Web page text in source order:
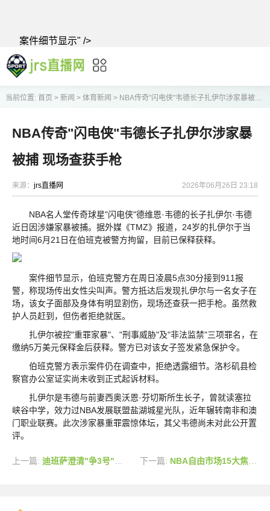
案件细节显示" />
当前位置: 首页 > 新闻 > 体育新闻 > NBA传奇"闪电侠"韦德长子扎伊尔涉家暴被捕 现场查获手枪
NBA传奇"闪电侠"韦德长子扎伊尔涉家暴
被捕 现场查获手枪
来源： jrs直播网 2026年06月26日 23:18
NBA名人堂传奇球星"闪电侠"德维恩·韦德的长子扎伊尔·韦德
近日因涉嫌家暴被捕。据外媒《TMZ》报道，24岁的扎伊尔于当
地时间6月21日在伯班克被警方拘留，目前已保释获释。
案件细节显示，伯班克警方在周日凌晨5点30分接到911报
警，称现场传出女性尖叫声。警方抵达后发现扎伊尔与一名女子在
场，该女子面部及身体有明显割伤，现场还查获一把手枪。虽然救
护人员赶到，但伤者拒绝就医。
扎伊尔被控"重罪家暴"、"刑事威胁"及"非法监禁"三项罪名，在
缴纳5万美元保释金后获释。警方已对该女子签发紧急保护令。
伯班克警方表示案件仍在调查中，拒绝透露细节。洛杉矶县检
察官办公室证实尚未收到正式起诉材料。
扎伊尔是韦德与前妻西奥沃恩·芬切斯所生长子，曾就读塞拉
峡谷中学，效力过NBA发展联盟盐湖城星光队，近年辗转南非和澳
门职业联赛。此次涉家暴重罪震惊体坛，其父韦德尚未对此公开置
评。
上一篇: 迪班萨澄清"争3号"只是玩笑 将身披1号开启NBA生涯 下一篇: NBA自由市场15大焦点球员：受限自由球员领衔2026届名单